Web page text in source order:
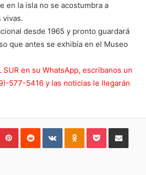
en la isla no se acostumbra a
vivas.
desde 1965 y pronto guardará
que antes se exhibía en el Museo
SUR en su WhatsApp, escríbanos un
577-5416 y las noticias le llegarán
PinterestReddit VKontakteOdnoklassniki
PocketCompartir por Correo